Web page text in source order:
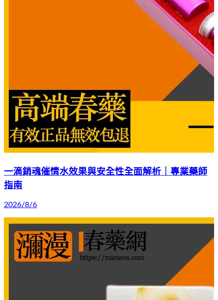
一滴銷魂催情水效果與安全性全面解析｜專業藥師
指南
2026/8/6